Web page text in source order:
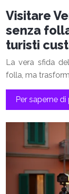
Visitare
senza
turisti
La vera sfida
folla, ma
Per saperne di